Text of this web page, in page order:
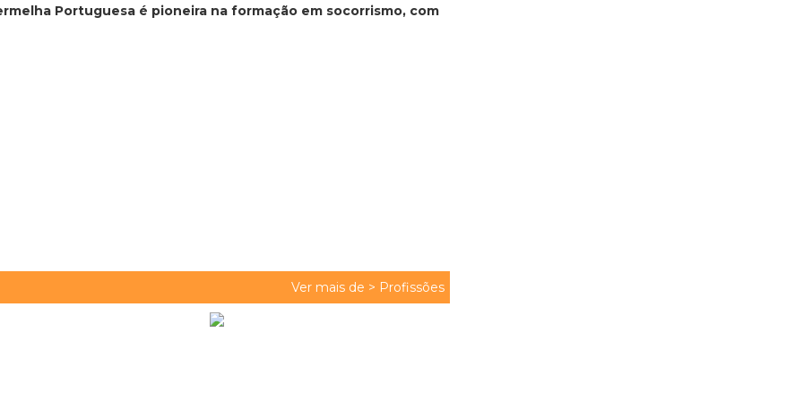
Portuguesa é pioneira na formação em socorrismo, com
Ver mais de > Profissões